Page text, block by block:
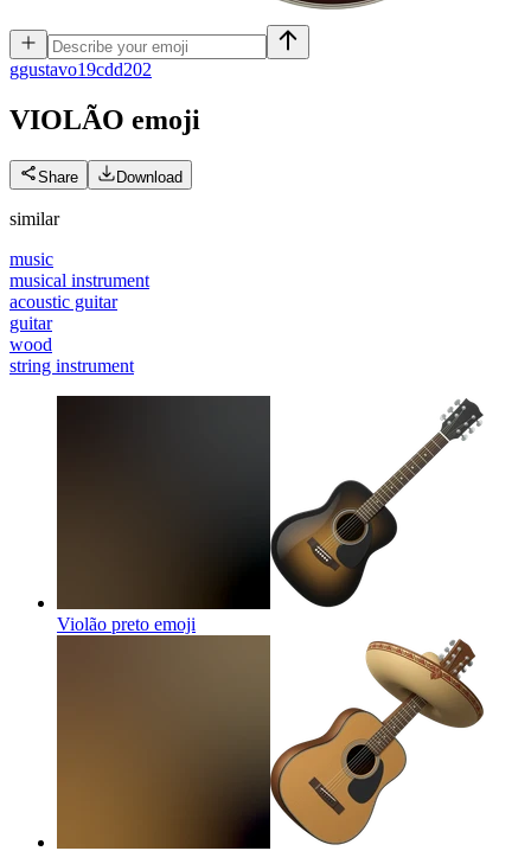
ggustavo19cdd202
VIOLÃO emoji
Share Download
similar
music
musical instrument
acoustic guitar
guitar
wood
string instrument
Violão preto emoji